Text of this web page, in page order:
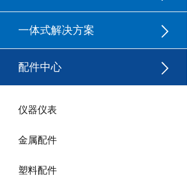
一体式解决方案
配件中心
仪器仪表
金属配件
塑料配件